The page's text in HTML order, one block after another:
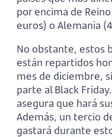
por encima de
euros) o Alemania
No obstante, estos
están repartidos
mes de diciembre,
parte al Black
asegura que hará
Además, un tercio
gastará durante